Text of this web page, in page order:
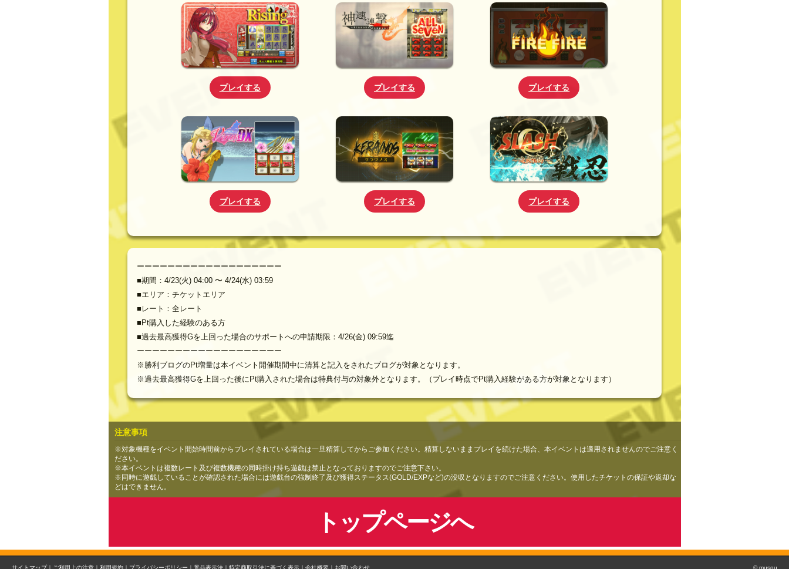
プレイする プレイする プレイする
プレイする プレイする プレイする
ーーーーーーーーーーーーーーーーーーー
■期間：4/23(火) 04:00 〜 4/24(水) 03:59
■エリア：チケットエリア
■レート：全レート
■Pt購入した経験のある方
■過去最高獲得Gを上回った場合のサポートへの申請期限：4/26(金) 09:59迄
ーーーーーーーーーーーーーーーーーーー
※勝利ブログのPt増量は本イベント開催期間中に清算と記入をされたブログが対象となります。
※過去最高獲得Gを上回った後にPt購入された場合は特典付与の対象外となります。（プレイ時点でPt購入経験がある方が対象となります）
注意事項
※対象機種をイベント開始時間前からプレイされている場合は一旦精算してからご参加ください。精算しないままプレイを続けた場合、本イベントは適用されませんのでご注意く
ださい。
※本イベントは複数レート及び複数機種の同時掛け持ち遊戯は禁止となっておりますのでご注意下さい。
※同時に遊戯していることが確認された場合には遊戯台の強制終了及び獲得ステータス(GOLD/EXPなど)の没収となりますのでご注意ください。使用したチケットの保証や返却な
どはできません。
トップページへ
サイトマップ｜ ご利用上の注意｜ 利用規約｜ プライバシーポリシー｜ 景品表示法｜ 特定商取引法に基づく表示｜ 会社概要｜ お問い合わせ © musou